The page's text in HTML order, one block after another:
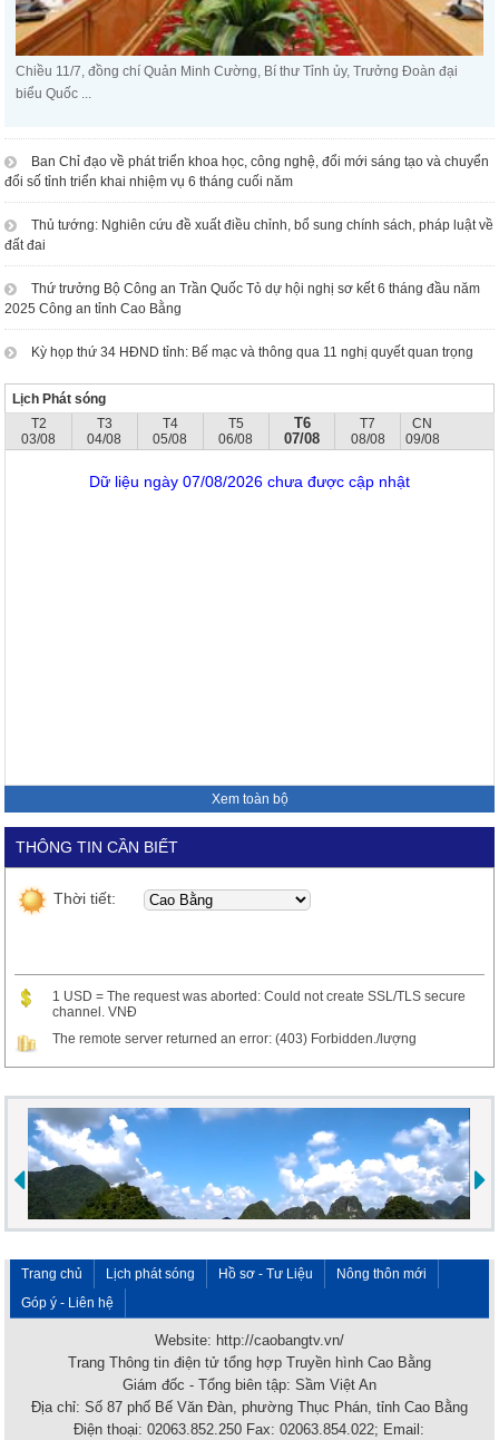
Chiều 11/7, đồng chí Quản Minh Cường, Bí thư Tỉnh ủy, Trưởng Đoàn đại
biểu Quốc ...
Ban Chỉ đạo về phát triển khoa học, công nghệ, đổi mới sáng tạo và chuyển
đổi số tỉnh triển khai nhiệm vụ 6 tháng cuối năm
Thủ tướng: Nghiên cứu đề xuất điều chỉnh, bổ sung chính sách, pháp luật về
đất đai
Thứ trưởng Bộ Công an Trần Quốc Tỏ dự hội nghị sơ kết 6 tháng đầu năm
2025 Công an tỉnh Cao Bằng
Kỳ họp thứ 34 HĐND tỉnh: Bế mạc và thông qua 11 nghị quyết quan trọng
Lịch Phát sóng
T2
03/08
T3
04/08
T4
05/08
T5
06/08
T6
07/08
T7
08/08
CN
09/08
Dữ liệu ngày 07/08/2026 chưa được cập nhật
Xem toàn bộ
THÔNG TIN CẦN BIẾT
Thời tiết:
1 USD = The request was aborted: Could not create SSL/TLS secure
channel. VNĐ
The remote server returned an error: (403) Forbidden./lượng
Trang chủ Lịch phát sóng Hồ sơ - Tư Liệu
Nông thôn mới
Góp ý - Liên hệ
Website: http://caobangtv.vn/
Trang Thông tin điện tử tổng hợp Truyền hình Cao Bằng
Giám đốc - Tổng biên tập: Sầm Việt An
Địa chỉ: Số 87 phố Bế Văn Đàn, phường Thục Phán, tỉnh Cao Bằng
Điện thoại: 02063.852.250 Fax: 02063.854.022; Email: